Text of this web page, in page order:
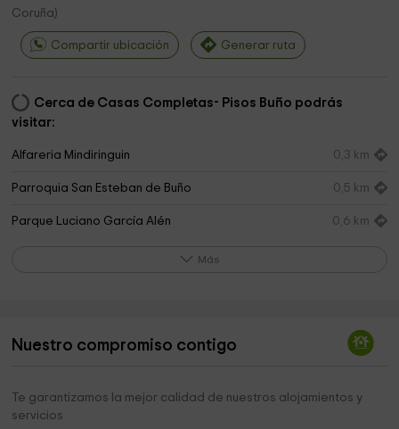
Coruña)
Compartir ubicación Generar ruta
Cerca de Casas Completas- Pisos Buño podrás
visitar:
Alfareria Mindiringuin 0,3 km
Parroquia San Esteban de Buño 0,5 km
Parque Luciano García Alén 0,6 km
Cementerio de Malpica de Bergantiños 1,4 km
Iglesia En Leixoada Loutoño
Más
Nuestro compromiso contigo
Te garantizamos la mejor calidad de nuestros alojamientos y
servicios